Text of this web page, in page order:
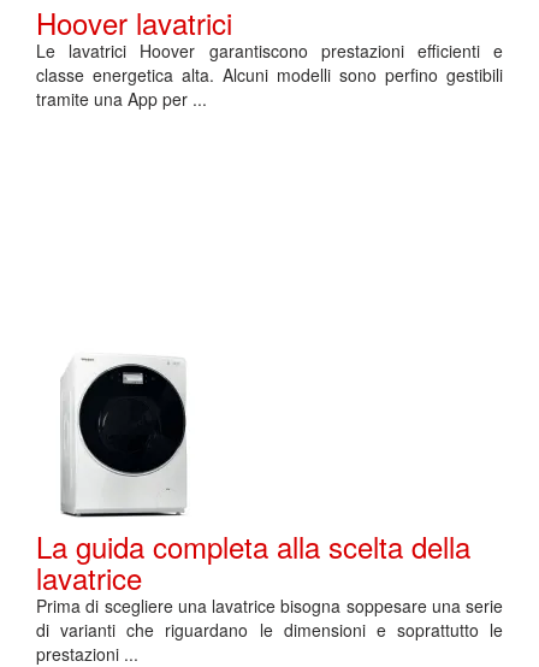
Hoover lavatrici
Le lavatrici Hoover garantiscono prestazioni efficienti e
classe energetica alta. Alcuni modelli sono perfino gestibili
tramite una App per ...
La guida completa alla scelta della
lavatrice
Prima di scegliere una lavatrice bisogna soppesare una serie
di varianti che riguardano le dimensioni e soprattutto le
prestazioni ...